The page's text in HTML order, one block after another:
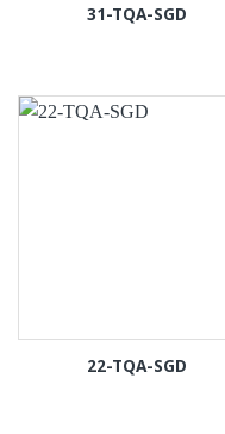
31-TQA-SGD
22-TQA-SGD